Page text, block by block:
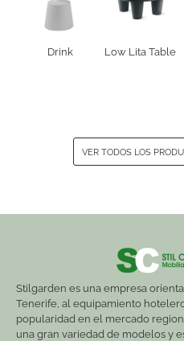
Drink Low Lita Table
VER TODOS LOS
Stilgarden es una empresa
Tenerife, al equipamiento
popularidad en el mercado
una gran variedad de modelos y